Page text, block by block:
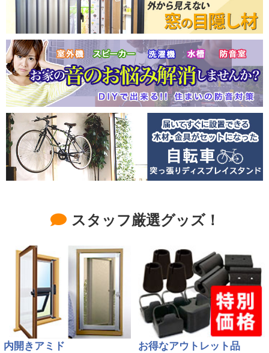
スタッフ厳選グッズ！
内開きアミド お得なアウトレット品